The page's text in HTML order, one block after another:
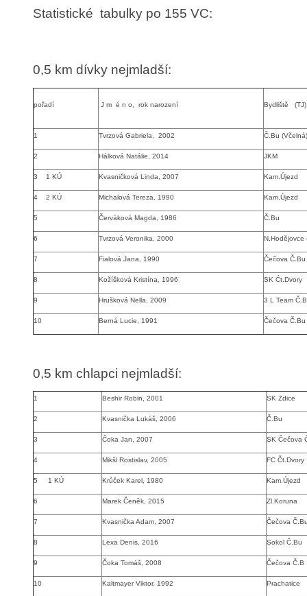
Statistické tabulky po 155 VC:
0,5 km dívky nejmladší:
pořadí J m é n o, rok narození Bydliště (TJ)
1 Tvrzová Gabriela, 2002 Č.Bu (Včelná)
2 Hálková Natálie, 2014 JKM
3 1 KÚ Kvasničková Linda, 2007 Kam.Újezd
4 2 KÚ Michalová Tereza, 1990 Kam.Újezd
5 Červáková Magda, 1986 Č.Bu
6 Tvrzová Veronika, 2000 N.Hodějovce
7 Fialová Jana, 1990 Čečova Č.Bu
8 Kožíšková Kristína, 1996 SK Ćt.Dvory
9 Hrušková Nella, 2009 3 L Team
10 Berná Lucie, 1991 Čečova Č.Bu
0,5 km chlapci nejmladší:
1 Beshir Robin, 2001 SK Zdice
2 Kvasnička Lukáš, 2006 Č.Bu
3 Čoka Jan, 2007 SK Čečova
4 Mikšl Rostislav, 2005 FC Čt.Dvory
5 1 KÚ Krůček Karel, 1980 Kam.Újezd
6 Marek Čeněk, 2015 Zl.Koruna
7 Kvasnička Adam, 2007 Čečova
8 Lexa Denis, 2016 Sokol Č.Bu
9 Čoka Tomáš, 2008 Čečova Č.B
10 Kaltmayer Viktor, 1992 Prachatice